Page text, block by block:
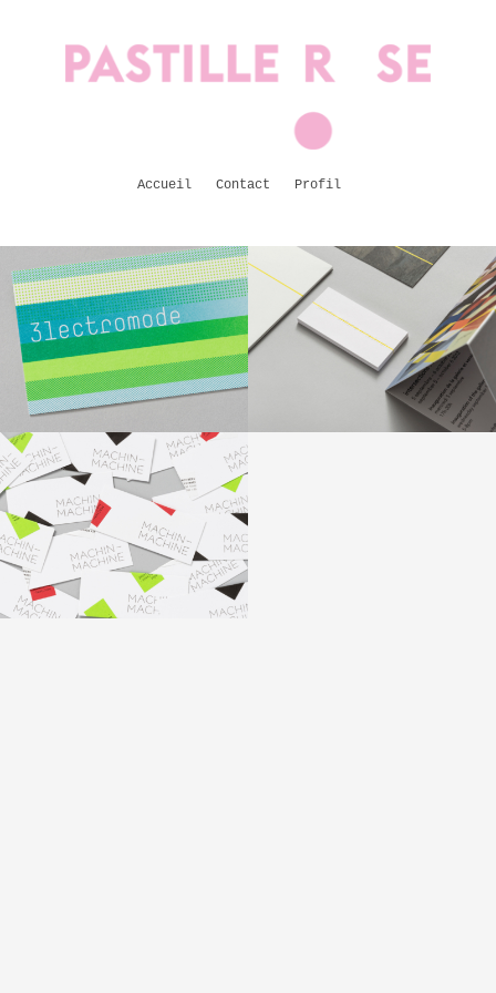
Accueil Contact Profil